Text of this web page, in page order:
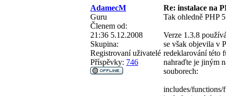
AdamecM
Re: instalace na
Guru
Členem od:
21:36 5.12.2008
Skupina:
Registrovaní uživatelé
Příspěvky: 746
Tak ohledně PHP
Verze 1.3.8
se však objevila v
redeklarování této
nahraďte je jiným
souborech:
includes/functions/